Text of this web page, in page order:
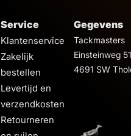
Service
Klantenservice
Zakelijk
bestellen
Levertijd en
verzendkosten
Retourneren
Gegevens
Tackmasters
Einsteinweg 51
4691 SW